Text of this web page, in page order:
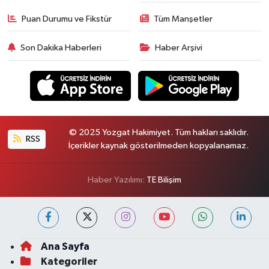
Puan Durumu ve Fikstür Tüm Manşetler
Son Dakika Haberleri Haber Arşivi
RSS
© 2025 Yozgat Hakimiyet. Tüm hakları saklıdır.
İçerikler kaynak gösterilmeden kopyalanamaz.
Haber Yazılımı: TE Bilişim
Ana Sayfa
Kategoriler